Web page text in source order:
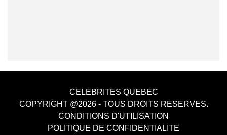
CELEBRITES QUEBEC
COPYRIGHT @2026 - TOUS DROITS RESERVES.
CONDITIONS D'UTILISATION
POLITIQUE DE CONFIDENTIALITE